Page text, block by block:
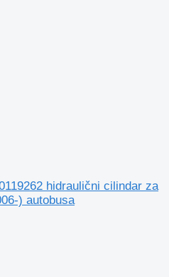
hidraulični cilindar za
) autobusa